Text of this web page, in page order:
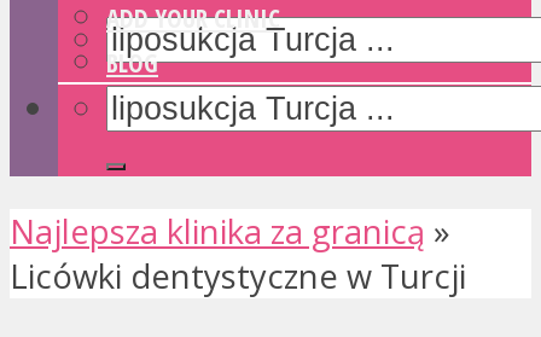
ADD YOUR CLINIC
BLOG
Najlepsza klinika za granicą »
Licówki dentystyczne w Turcji